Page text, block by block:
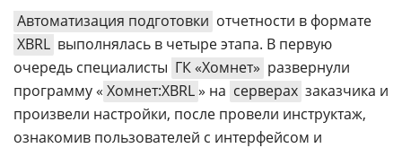
Автоматизация подготовки отчетности в формате
XBRL выполнялась в четыре этапа. В первую
очередь специалисты ГК «Хомнет» развернули
программу « Хомнет:XBRL» на серверах заказчика и
произвели настройки, после провели инструктаж,
ознакомив пользователей с интерфейсом и